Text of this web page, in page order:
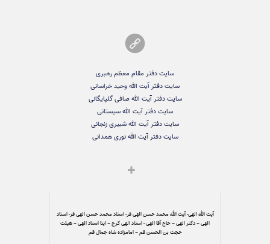
سایت دفتر مقام معظم رهبری
سایت دفتر آیت الله وحید خراسانی
سایت دفتر آیت الله صافی گلپایگانی
سایت دفتر آیت الله سیستانی
سایت دفتر آیت الله شبیری زنجانی
سایت دفتر آیت الله نوری همدانی
آیت الله الهی- آیت الله محمد حسن الهی فر- استاد محمد حسن الهی فر- استاد
الهی – دکتر الهی – حاج آقا الهی - استاد الهی کرج – ایتا استاد الهی – هیئت
حجت بن الحسن قم – امامزاده شاه جمال قم